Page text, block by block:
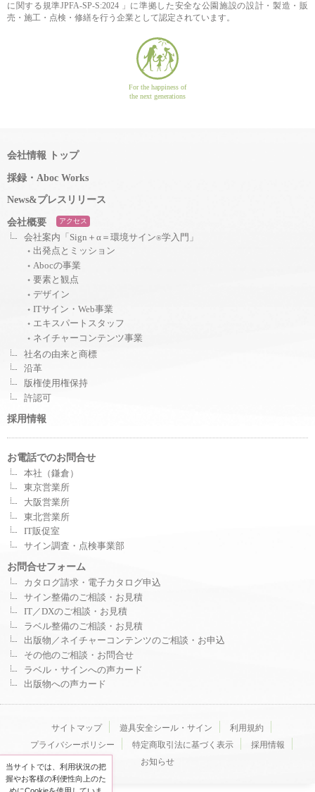
当サイトでは、利用状況の把
握やお客様の利便性向上のた
に関する規準JPFA-SP-S:2024 」に準拠した安全な公園施設の設計・製造・販
売・施工・点検・修繕を行う企業として認定されています。
For the happiness of
the next generations
会社情報 トップ
採録・Aboc Works
News&プレスリリース
会社概要
アクセス
会社案内「Sign＋α＝環境サイン®学入門」
出発点とミッション
Abocの事業
要素と観点
デザイン
ITサイン・Web事業
エキスパートスタッフ
ネイチャーコンテンツ事業
社名の由来と商標
沿革
版権使用権保持
許認可
採用情報
お電話でのお問合せ
本社（鎌倉）
東京営業所
大阪営業所
東北営業所
IT販促室
サイン調査・点検事業部
お問合せフォーム
カタログ請求・電子カタログ申込
サイン整備のご相談・お見積
IT／DXのご相談・お見積
ラベル整備のご相談・お見積
出版物／ネイチャーコンテンツのご相談・お申込
その他のご相談・お問合せ
ラベル・サインへの声カード
出版物への声カード
サイトマップ 遊具安全シール・サイン
利用規約
プライバシーポリシー
特定商取引法に基づく表示
採用情報
お知らせ